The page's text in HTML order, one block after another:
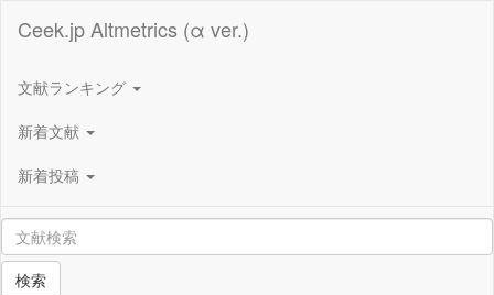
Ceek.jp Altmetrics (α ver.)
文献ランキング
新着文献
新着投稿
検索